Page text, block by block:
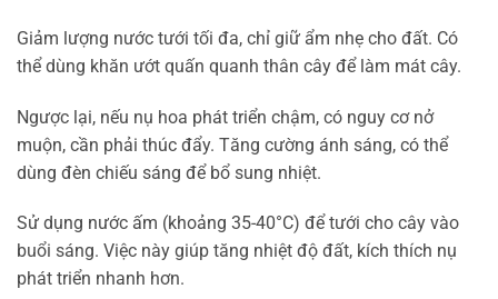
Giảm lượng nước tưới tối đa, chỉ giữ ẩm nhẹ cho đất. Có
thể dùng khăn ướt quấn quanh thân cây để làm mát cây.
Ngược lại, nếu nụ hoa phát triển chậm, có nguy cơ nở
muộn, cần phải thúc đẩy. Tăng cường ánh sáng, có thể
dùng đèn chiếu sáng để bổ sung nhiệt.
Sử dụng nước ấm (khoảng 35-40°C) để tưới cho cây vào
buổi sáng. Việc này giúp tăng nhiệt độ đất, kích thích nụ
phát triển nhanh hơn.